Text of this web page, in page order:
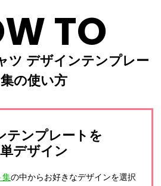
TO
ツ デザインテンプレー
集の使い方
テンプレートを
デザイン
集の中からお好きなデザインを選択